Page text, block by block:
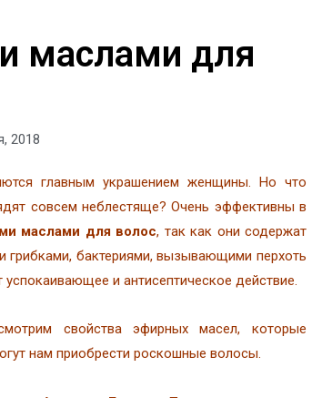
маслами для
2018
главным украшением женщины. Но что
совсем неблестяще? Очень эффективны в
маслами для волос, так как они содержат
бактериями, вызывающими перхоть
и антисептическое действие.
свойства эфирных масел, которые
нам приобрести роскошные волосы.